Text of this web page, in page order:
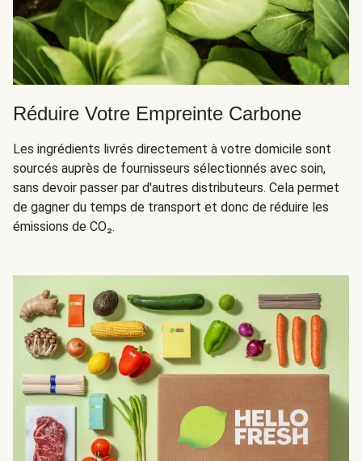
Réduire Votre Empreinte Carbone
Les ingrédients livrés directement à votre domicile sont
sourcés auprès de fournisseurs sélectionnés avec soin,
sans devoir passer par d'autres distributeurs. Cela permet
de gagner du temps de transport et donc de réduire les
émissions de CO₂.